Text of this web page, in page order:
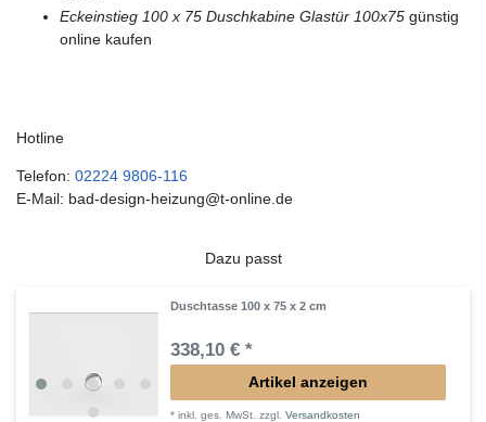
Eckeinstieg 100 x 75 Duschkabine Glastür 100x75 günstig
online kaufen
Hotline
Telefon: 02224 9806-116
E-Mail: bad-design-heizung@t-online.de
Dazu passt
Duschtasse 100 x 75 x 2 cm
338,10 € *
Artikel anzeigen
*inkl. ges. MwSt. zzgl.Versandkosten